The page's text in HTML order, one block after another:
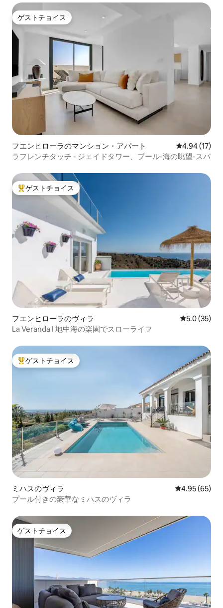
ゲストチョイス
ゲストチョイス
フエンヒローラのマンション・アパート レビュー17
4.94 (17)
ラフレンチタッチ - ジェイドタワー、プール-海の眺望-スパ
大好評のゲストチョイスです。
ゲストチョイス
フエンヒローラのヴィラ レビュー35
5.0 (35)
La Veranda I 地中海の楽園でスローライフ
大好評のゲストチョイスです。
ゲストチョイス
ミハスのヴィラ レビュー65
4.95 (65)
プール付きの豪華なミハスのヴィラ
ゲストチョイス
ゲストチョイス